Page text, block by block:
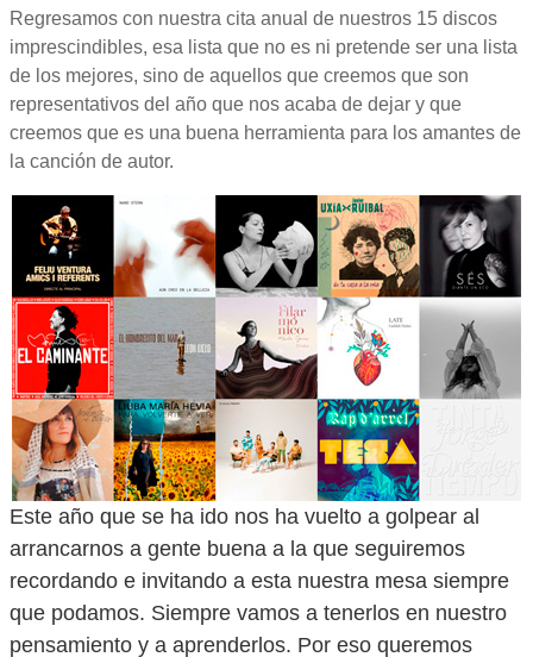
Regresamos con nuestra cita anual de nuestros 15 discos
imprescindibles, esa lista que no es ni pretende ser una lista
de los mejores, sino de aquellos que creemos que son
representativos del año que nos acaba de dejar y que
creemos que es una buena herramienta para los amantes de
la canción de autor.
Este año que se ha ido nos ha vuelto a golpear al
arrancarnos a gente buena a la que seguiremos
recordando e invitando a esta nuestra mesa siempre
que podamos. Siempre vamos a tenerlos en nuestro
pensamiento y a aprenderlos. Por eso queremos